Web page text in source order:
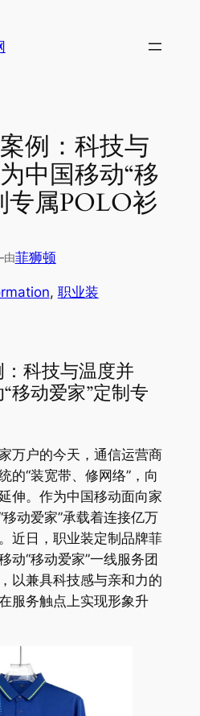
例：科技与
中国移动“移
专属POLO衫
由菲狮顿
, 职业装
科技与温度并
移动爱家”定制专
万户的今天，通信运营商
的“装宽带、修网络”，向
伸。作为中国移动面向家
动爱家”承载着连接亿万
近日，职业装定制品牌菲
动“移动爱家”一线服务团
以兼具科技感与亲和力的
服务触点上实现形象升